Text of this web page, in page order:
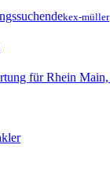
kex-müller